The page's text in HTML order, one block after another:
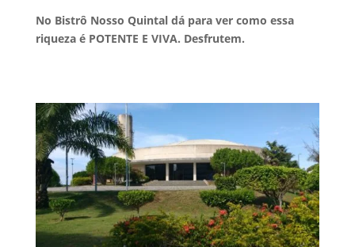
No Bistrô Nosso Quintal dá para ver como essa
riqueza é POTENTE E VIVA. Desfrutem.